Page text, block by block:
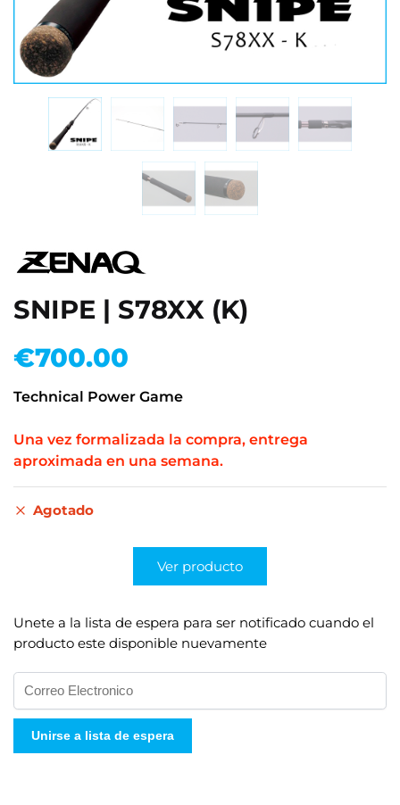
SNIPE | S78XX (K)
€700.00
Technical Power Game
Una vez formalizada la compra, entrega
aproximada en una semana.
Agotado
Ver producto
Unete a la lista de espera para ser notificado cuando el
producto este disponible nuevamente
n
g
Unirse a lista de espera